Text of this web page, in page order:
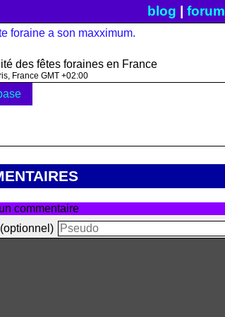
blog forum
des fêtes foraines en France
France GMT +02:00
commentaire